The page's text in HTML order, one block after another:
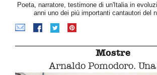
Poeta, narratore, testimone di un'Italia in
anni uno dei più importanti cantautori del
Mostre
Arnaldo Pomodoro.